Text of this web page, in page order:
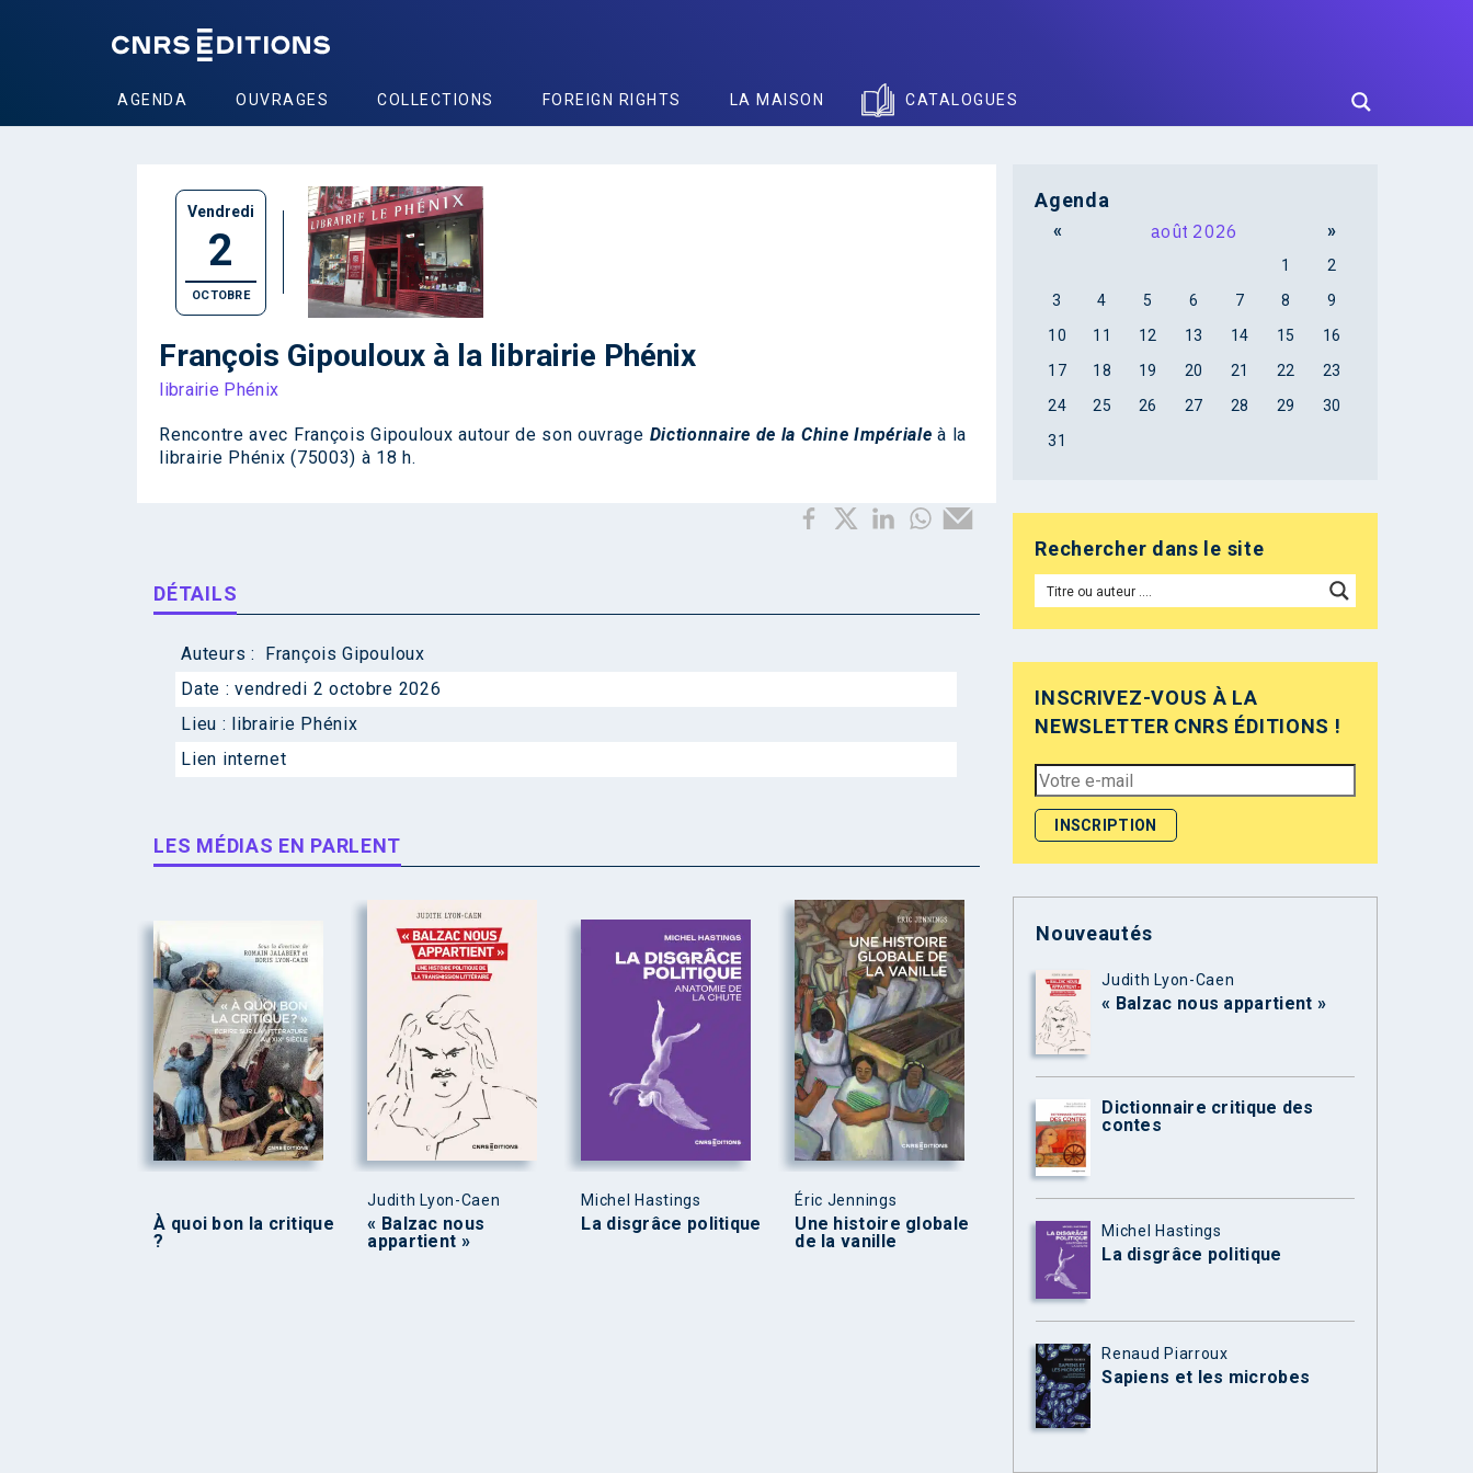
AGENDA OUVRAGES COLLECTIONS FOREIGN RIGHTS LA MAISON CATALOGUES
Vendredi
2
OCTOBRE
François Gipouloux à la librairie Phénix
librairie Phénix
Rencontre avec François Gipouloux autour de son ouvrage Dictionnaire de la Chine Impérialeà la
librairie Phénix (75003) à 18 h.
DÉTAILS
Auteurs :
François Gipouloux
Date :vendredi 2 octobre 2026
Lieu : librairie Phénix
Lien internet
LES MÉDIAS EN PARLENT
À quoi bon la critique
?
Judith Lyon-Caen
« Balzac nous
appartient »
Michel Hastings
La disgrâce politique
Éric Jennings
Une histoire globale
de la vanille
Agenda
« août 2026 »
1
2
3
4 5 6 7 8
9
10
11 12 13 14 15
16
17
18 19 20 21 22
23
24
25 26 27 28 29
30
31
Rechercher dans le site
INSCRIVEZ-VOUS À LA
NEWSLETTER CNRS ÉDITIONS !
Nouveautés
Judith Lyon-Caen
« Balzac nous appartient »
Dictionnaire critique des
contes
Michel Hastings
La disgrâce politique
Renaud Piarroux
Sapiens et les microbes